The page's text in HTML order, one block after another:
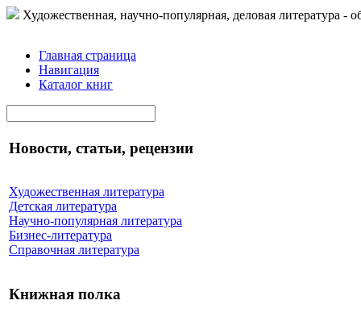
Художественная, научно-популярная, деловая литература -
Главная страница
Навигация
Каталог книг
Новости, статьи, рецензии
Художественная литература
Детская литература
Научно-популярная литература
Бизнес-литература
Справочная литература
Книжная полка